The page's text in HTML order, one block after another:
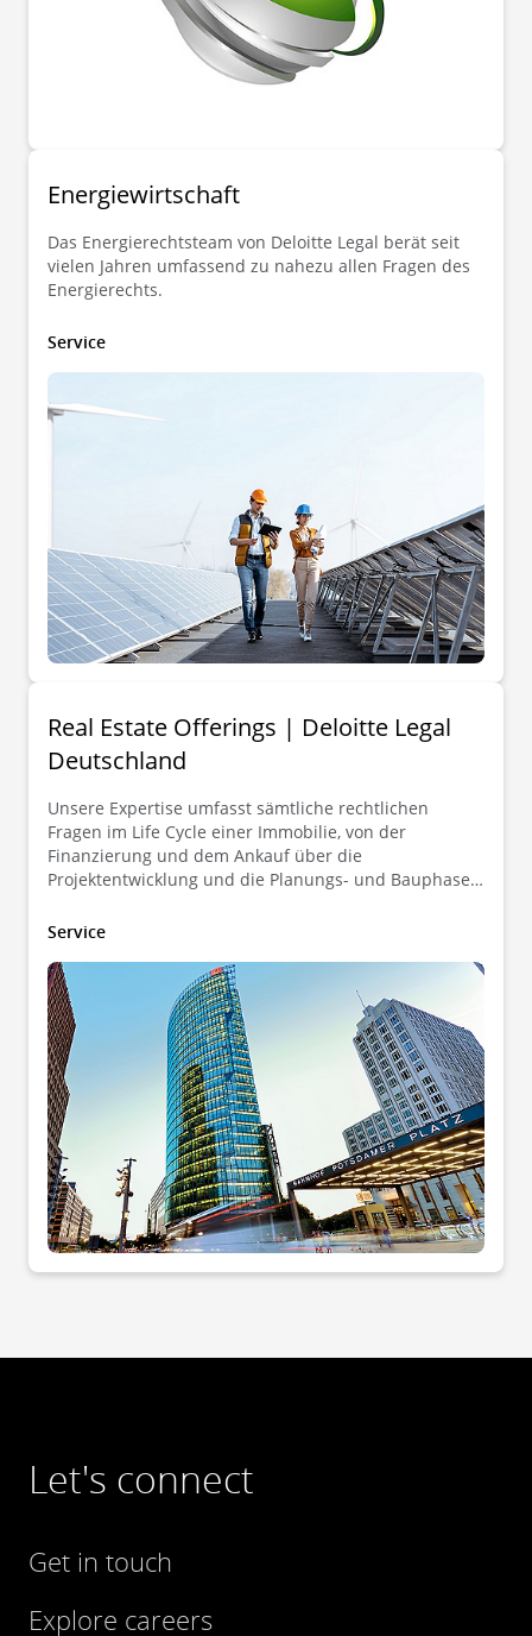
Energiewirtschaft
Das Energierechtsteam von Deloitte Legal berät seit
vielen Jahren umfassend zu nahezu allen Fragen des
Energierechts.
Service
Real Estate Offerings | Deloitte Legal
Deutschland
Unsere Expertise umfasst sämtliche rechtlichen
Fragen im Life Cycle einer Immobilie, von der
Finanzierung und dem Ankauf über die
Projektentwicklung und die Planungs- und Bauphase
Exit-Szenarien.
Service
Let's connect
Get in touch
Explore careers